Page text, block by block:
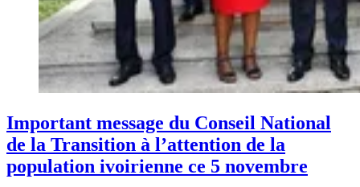
Important message du Conseil National
de la Transition à l’attention de la
population ivoirienne ce 5 novembre